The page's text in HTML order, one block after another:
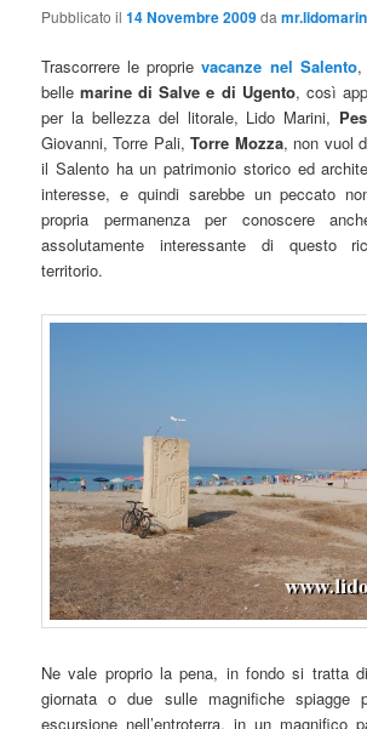
Pubblicato il14 Novembre 2009da
Trascorrere le proprievacanze nel Salento,
bellemarine di Salve e di Ugento, così
per la bellezza del litorale, Lido Marini,
Giovanni, Torre Pali,Torre Mozza, non vuol
il Salento ha un patrimonio storico ed
interesse, e quindi sarebbe un peccato
propria permanenza per conoscere
assolutamente interessante di questo
territorio.
Ne vale proprio la pena, in fondo si tratta
giornata o due sulle magnifiche spiagge
escursione nell’entroterra, in un magnifico